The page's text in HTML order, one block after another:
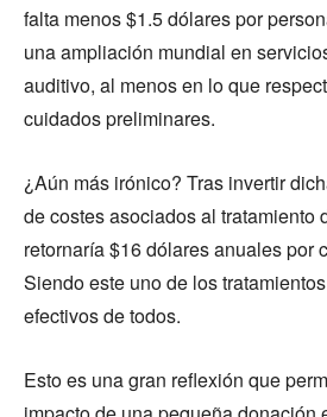
falta menos $1.5 dólares por
una ampliación mundial en
auditivo, al menos en lo que
cuidados preliminares.
¿Aún más irónico? Tras invertir
de costes asociados al tratamiento
retornaría $16 dólares anuales por
Siendo este uno de los
efectivos de todos.
Esto es una gran reflexión que